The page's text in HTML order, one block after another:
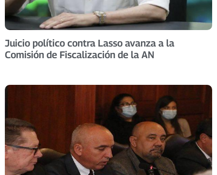
Juicio político contra Lasso avanza a la
Comisión de Fiscalización de la AN